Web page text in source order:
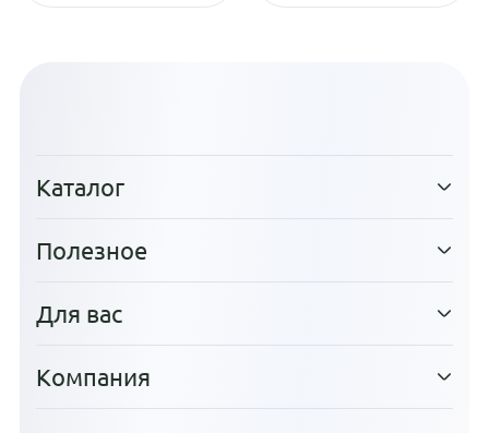
Каталог
Полезное
Для вас
Компания